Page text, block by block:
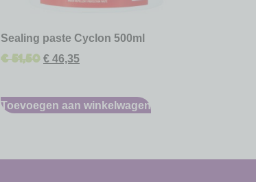
Sealing paste Cyclon 500ml
€51,50 € 46,35
Toevoegen aan winkelwagen